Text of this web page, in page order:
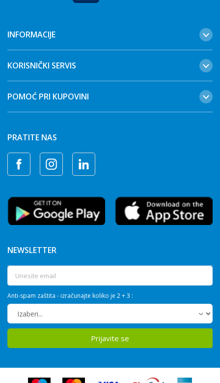
INFORMACIJE
KORISNIČKI SERVIS
POMOĆ PRI KUPOVINI
PRATITE NAS
NEWSLETTER
Anti-spam zaštita - izračunajte koliko je 2 + 3 :
Prijavite se